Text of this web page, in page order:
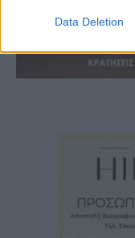
Data Deletion